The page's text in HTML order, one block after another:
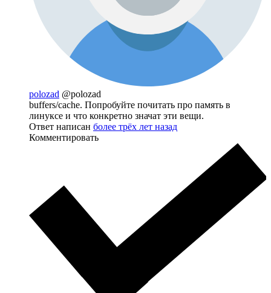
polozad @polozad
buffers/cache. Попробуйте почитать про память в
линуксе и что конкретно значат эти вещи.
Ответ написан более трёх лет назад
Комментировать